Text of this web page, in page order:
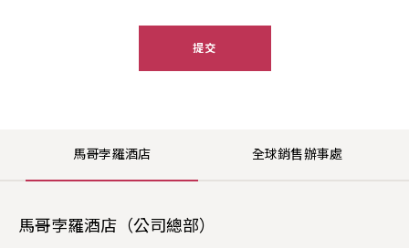
提交​
馬哥孛羅酒店 全球銷售辦事處
馬哥孛羅酒店（公司總部）